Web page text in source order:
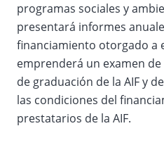
programas sociales y
presentará informes
financiamiento otorgado a
emprenderá un examen
de graduación de la AIF y
las condiciones del
prestatarios de la AIF.